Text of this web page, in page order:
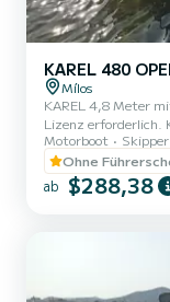
KAREL 480
Mílos
KAREL 4,8 Meter
Lizenz erforderlich.
Motorboot
Ohne
ab $288,38